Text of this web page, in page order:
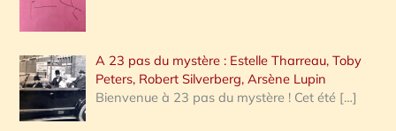
A 23 pas du mystère : Estelle Tharreau, Toby
Peters, Robert Silverberg, Arsène Lupin
Bienvenue à 23 pas du mystère ! Cet été […]